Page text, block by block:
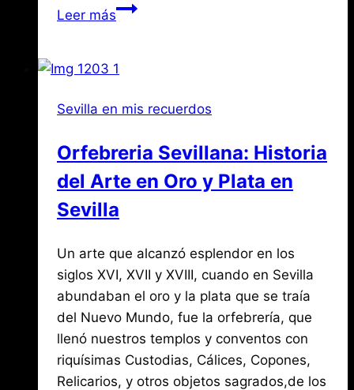
Leer másLos
de
en
un
episodio
de
Guerra
Civil
Sevilla en mis recuerdos
Orfebreria Sevillana: Historia
del Arte en Oro y Plata en
Sevilla
Por Jose
María
de
Mena
septiembre
1,
2024agosto
3,
2026
Un arte que alcanzó esplendor en los
siglos XVI, XVII y XVIII, cuando en Sevilla
abundaban el oro y la plata que se traía
del Nuevo Mundo, fue la orfebrería, que
llenó nuestros templos y conventos con
riquísimas Custodias, Cálices, Copones,
Relicarios, y otros objetos sagrados,de los